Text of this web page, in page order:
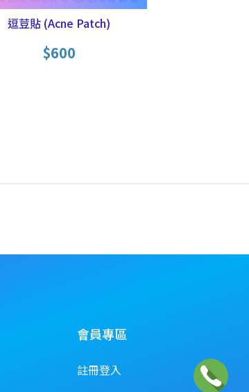
逗荳貼 (Acne Patch)
$600
會員專區
註冊登入